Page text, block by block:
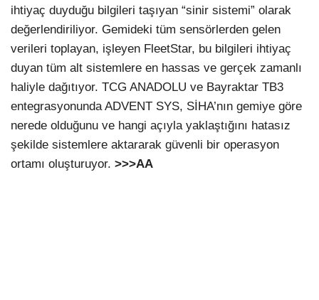
ihtiyaç duyduğu bilgileri taşıyan “sinir sistemi” olarak
değerlendiriliyor. Gemideki tüm sensörlerden gelen
verileri toplayan, işleyen FleetStar, bu bilgileri ihtiyaç
duyan tüm alt sistemlere en hassas ve gerçek zamanlı
haliyle dağıtıyor. TCG ANADOLU ve Bayraktar TB3
entegrasyonunda ADVENT SYS, SİHA’nın gemiye göre
nerede olduğunu ve hangi açıyla yaklaştığını hatasız
şekilde sistemlere aktararak güvenli bir operasyon
ortamı oluşturuyor. >>>AA